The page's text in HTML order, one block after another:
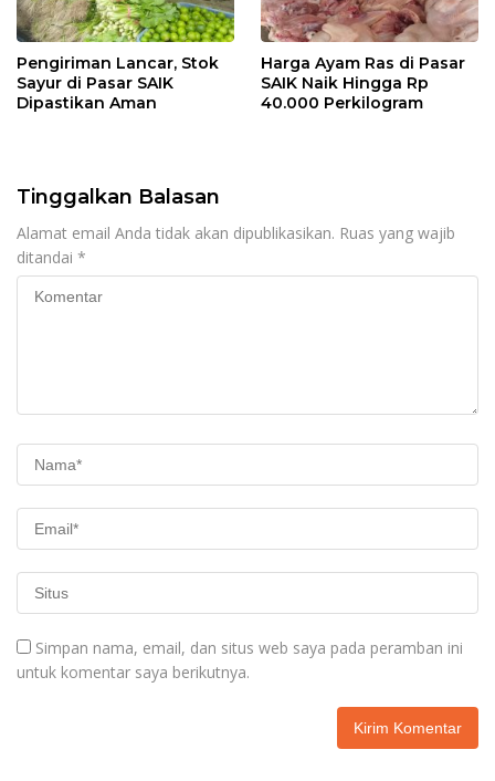
Pengiriman Lancar, Stok
Sayur di Pasar SAIK
Dipastikan Aman
Harga Ayam Ras di Pasar
SAIK Naik Hingga Rp
40.000 Perkilogram
Tinggalkan Balasan
Alamat email Anda tidak akan dipublikasikan. Ruas yang wajib
ditandai *
Simpan nama, email, dan situs web saya pada peramban ini
untuk komentar saya berikutnya.